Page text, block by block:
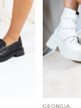
GEORGIA: